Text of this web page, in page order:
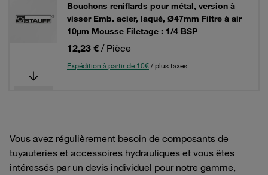
Bouchons reniflards pour métal, version à
visser Emb. acier, laqué, Ø47mm Filtre à air
10µm Mousse Filetage : 1/4 BSP
12,23 € / Pièce
Expédition à partir de 10€/ plus taxes
Vous avez régulièrement besoin de composants de
tuyauteries et accessoires hydrauliques et vous êtes
intéressés par un devis individuel pour notre gamme,